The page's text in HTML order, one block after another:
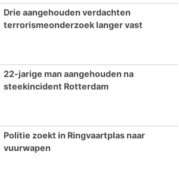
Drie aangehouden verdachten
terrorismeonderzoek langer vast
22-jarige man aangehouden na
steekincident Rotterdam
Politie zoekt in Ringvaartplas naar
vuurwapen